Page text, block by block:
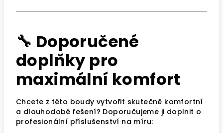
🔧 Doporučené
doplňky pro
maximální komfort
Chcete z této boudy vytvořit skutečně komfortní
a dlouhodobé řešení? Doporučujeme ji doplnit o
profesionální příslušenství na míru: